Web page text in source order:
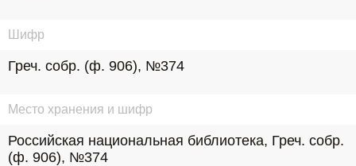
Шифр
Греч. собр. (ф. 906), №374
Место хранения и шифр
Российская национальная библиотека, Греч. собр.
(ф. 906), №374